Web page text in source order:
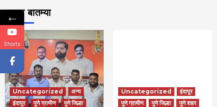
ताज्या बातम्या
Uncategorized
अन्य
इंदापूर
पुणे ग्रामीण
पुणे जिल्हा
Uncategorized
इंदापूर
पुणे ग्रामीण
पुणे जिल्हा
पुणे शहर
←
Shorts